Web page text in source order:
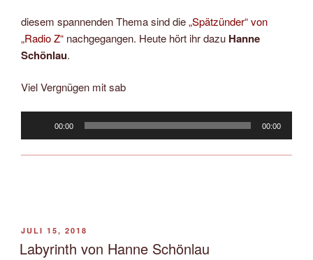
diesem spannenden Thema sind die„Spätzünder“ von
„Radio Z“ nachgegangen. Heute hört ihr dazu Hanne
Schönlau.
Viel Vergnügen mit sab
00:00 00:00
VERÖFFENTLICHT
AM
JULI 15, 2018
Labyrinth von Hanne Schönlau